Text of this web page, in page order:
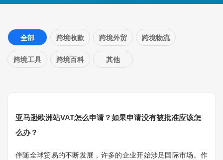
全部 跨境收款 跨境外贸 跨境物流
跨境工具 跨境百科 其他
亚马逊欧洲站VAT怎么申请？如果申请没有被批准应该怎
么办？
伴随全球贸易的不断发展，许多的企业开始涉足国际市场。作